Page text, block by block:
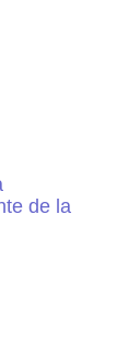
de la